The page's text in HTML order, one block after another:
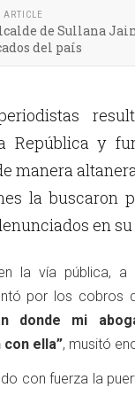
ARTICLE
de Sullana
del país
República y
manera
la buscaron
en su
la vía pública,
por los cobros
donde mi
ella”, musitó
con fuerza la